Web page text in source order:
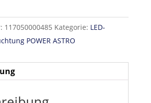
117050000485 Kategorie: LED-
POWER ASTRO